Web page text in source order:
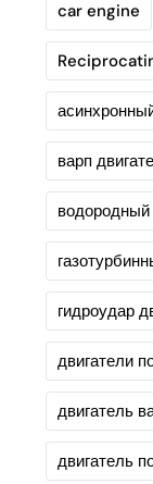
car engine
варп
водородный
гидроудар
двигатели
двигатель
двигатель